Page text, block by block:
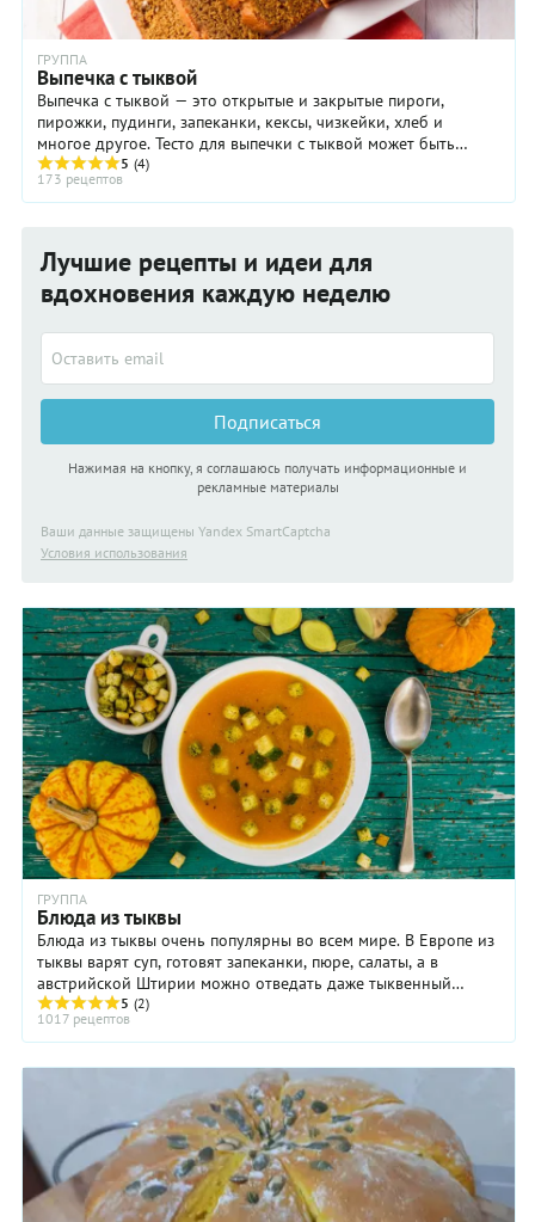
ГРУППА
Выпечка с тыквой
Выпечка с тыквой — это открытые и закрытые пироги,
пирожки, пудинги, запеканки, кексы, чизкейки, хлеб и
многое другое. Тесто для выпечки с тыквой может быть
разным — сдобным, слоёным, песочным. ...
5 (4)
173 рецептов
Лучшие рецепты и идеи для
вдохновения каждую неделю
Подписаться
Нажимая на кнопку, я соглашаюсь получать информационные и
рекламные материалы
Ваши данные защищены Yandex SmartCaptcha
Условия использования
ГРУППА
Блюда из тыквы
Блюда из тыквы очень популярны во всем мире. В Европе из
тыквы варят суп, готовят запеканки, пюре, салаты, а в
австрийской Штирии можно отведать даже тыквенный
шнапс и тыквенный кофе. В Армении тыкву ...
5 (2)
1017 рецептов